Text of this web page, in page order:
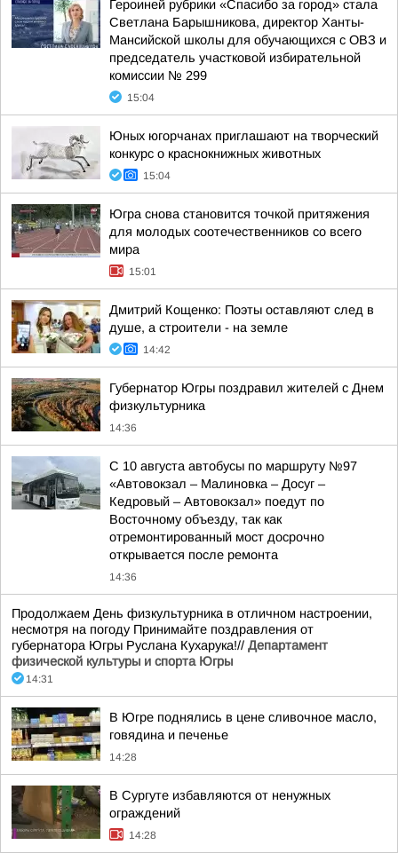
Героиней рубрики «Спасибо за город» стала
Светлана Барышникова, директор Ханты-
Мансийской школы для обучающихся с ОВЗ и
председатель участковой избирательной
комиссии № 299
15:04
Юных югорчанах приглашают на творческий
конкурс о краснокнижных животных
15:04
Югра снова становится точкой притяжения
для молодых соотечественников со всего
мира
15:01
Дмитрий Кощенко: Поэты оставляют след в
душе, а строители - на земле
14:42
Губернатор Югры поздравил жителей с Днем
физкультурника
14:36
С 10 августа автобусы по маршруту №97
«Автовокзал – Малиновка – Досуг –
Кедровый – Автовокзал» поедут по
Восточному объезду, так как
отремонтированный мост досрочно
открывается после ремонта
14:36
Продолжаем День физкультурника в отличном настроении,
несмотря на погоду Принимайте поздравления от
губернатора Югры Руслана Кухарука!// Департамент
физической культуры и спорта Югры
14:31
В Югре поднялись в цене сливочное масло,
говядина и печенье
14:28
В Сургуте избавляются от ненужных
ограждений
14:28